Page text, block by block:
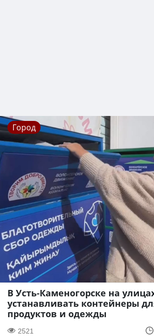
Город
В Усть-Каменогорске на
устанавливать контейнеры
продуктов и одежды
2521